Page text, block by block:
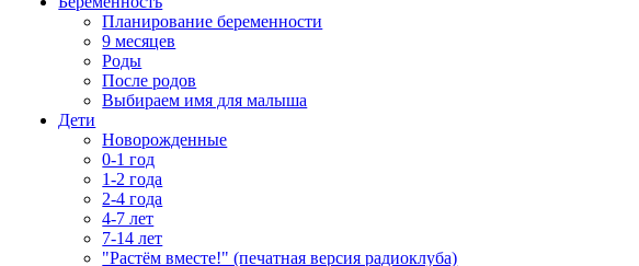
Планирование беременности
9 месяцев
Роды
После родов
Выбираем имя для малыша
Дети
Новорожденные
0-1 год
1-2 года
2-4 года
4-7 лет
7-14 лет
"Растём вместе!" (печатная версия радиоклуба)